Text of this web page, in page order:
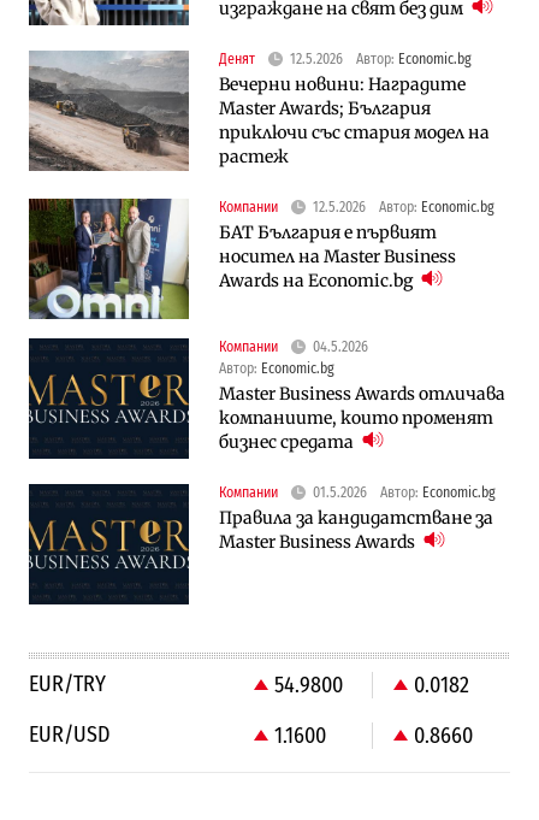
изграждане на свят без дим
Денят 12.5.2026 Автор: Economic.bg
Вечерни новини: Наградите
Master Awards; България
приключи със стария модел на
растеж
Компании 12.5.2026 Автор: Economic.bg
БАТ България е първият
носител на Master Business
Awards на Economic.bg
Компании
04.5.2026
Автор: Economic.bg
Master Business Awards отличава
компаниите, които променят
бизнес средата
Компании 01.5.2026 Автор: Economic.bg
Правила за кандидатстване за
Master Business Awards
EUR/TRY 54.9800
0.0182
EUR/USD
1.1600 0.8660